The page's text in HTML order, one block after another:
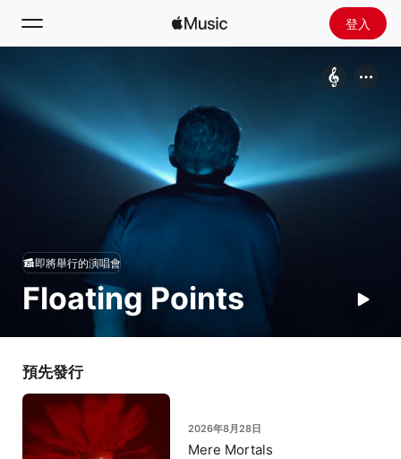
登入
首頁
安裝 Apple Music
Floating Points
即將舉行的演唱會
預先發行
2026年8月28日
Mere Mortals